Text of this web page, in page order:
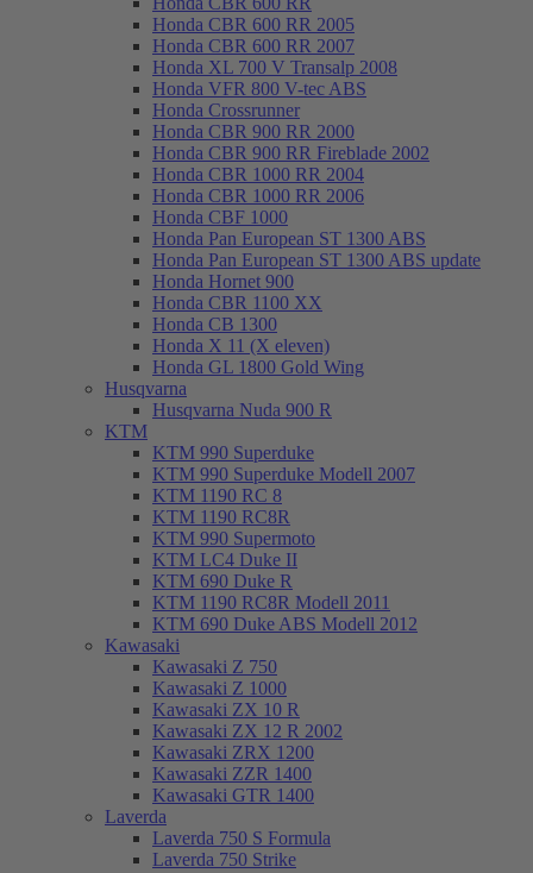
Honda CBR 600 RR 2005
Honda CBR 600 RR 2007
Honda XL 700 V Transalp 2008
Honda VFR 800 V-tec ABS
Honda Crossrunner
Honda CBR 900 RR 2000
Honda CBR 900 RR Fireblade 2002
Honda CBR 1000 RR 2004
Honda CBR 1000 RR 2006
Honda CBF 1000
Honda Pan European ST 1300 ABS
Honda Pan European ST 1300 ABS update
Honda Hornet 900
Honda CBR 1100 XX
Honda CB 1300
Honda X 11 (X eleven)
Honda GL 1800 Gold Wing
Husqvarna
Husqvarna Nuda 900 R
KTM
KTM 990 Superduke
KTM 990 Superduke Modell 2007
KTM 1190 RC 8
KTM 1190 RC8R
KTM 990 Supermoto
KTM LC4 Duke II
KTM 690 Duke R
KTM 1190 RC8R Modell 2011
KTM 690 Duke ABS Modell 2012
Kawasaki
Kawasaki Z 750
Kawasaki Z 1000
Kawasaki ZX 10 R
Kawasaki ZX 12 R 2002
Kawasaki ZRX 1200
Kawasaki ZZR 1400
Kawasaki GTR 1400
Laverda
Laverda 750 S Formula
Laverda 750 Strike